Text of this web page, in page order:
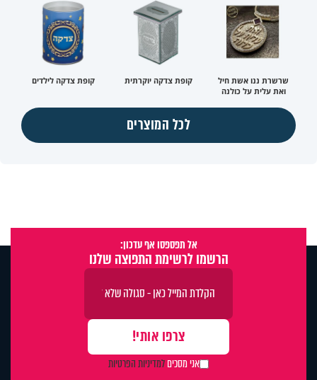
שרשרת ננו אשת חיל
ואת עלית על כולנה
קופת צדקה יוקרתית קופת צדקה לילדים
לכל המוצרים
אל תפספסו אף עדכון:
הרשמו לרשימת התפוצה שלנו
אני מסכיםלמדיניות הפרטיות